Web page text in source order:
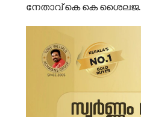
നേതാവ് കെ കെ ശൈലജ.